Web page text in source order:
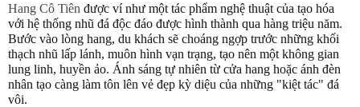
Hang Cô Tiên được ví như một tác phẩm nghệ thuật của tạo hóa
với hệ thống nhũ đá độc đáo được hình thành qua hàng triệu năm.
Bước vào lòng hang, du khách sẽ choáng ngợp trước những khối
thạch nhũ lấp lánh, muôn hình vạn trạng, tạo nên một không gian
lung linh, huyền ảo. Ánh sáng tự nhiên từ cửa hang hoặc ánh đèn
nhân tạo càng làm tôn lên vẻ đẹp kỳ diệu của những "kiệt tác" đá
vôi.